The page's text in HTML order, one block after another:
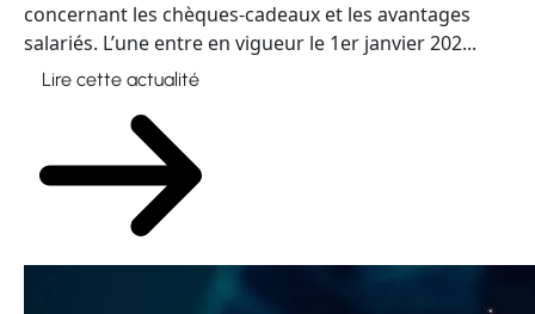
concernant les chèques-cadeaux et les avantages
salariés. L’une entre en vigueur le 1er janvier 202...
Lire cette actualité